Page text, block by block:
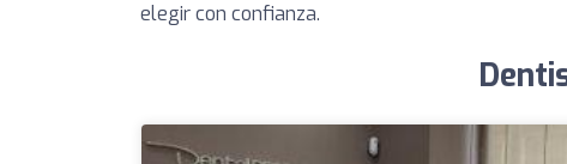
elegir con confianza.